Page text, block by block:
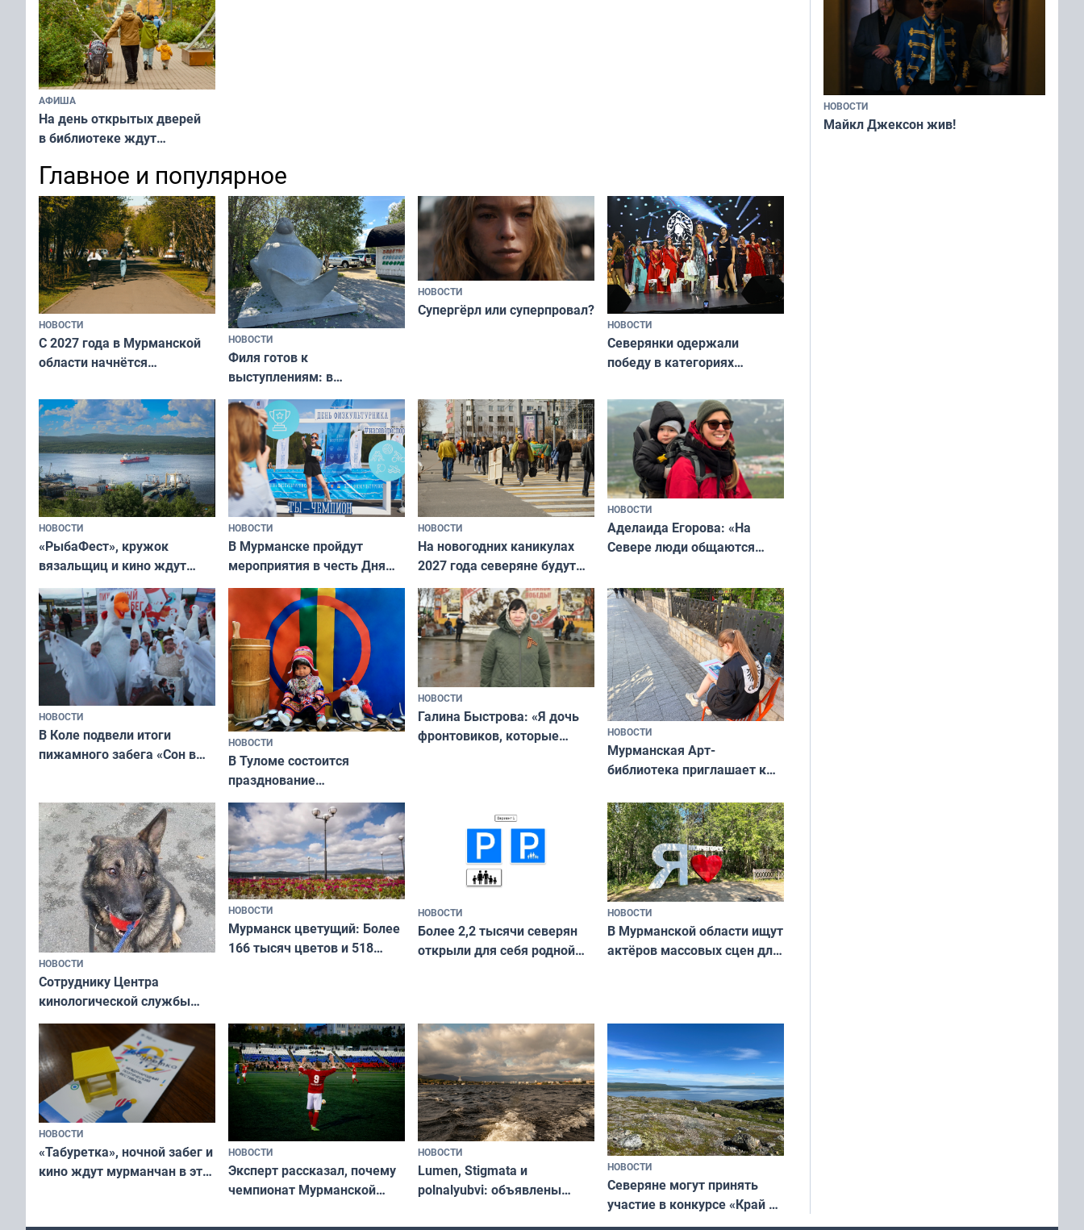
АФИША
На день открытых дверей
в библиотеке ждут
Главное и популярное
НОВОСТИ
С 2027 года в Мурманской
области начнётся
подростков от ВПЧ
НОВОСТИ
Филя готов к
выступлениям: в
мурманском океанариуме
рассказали о состоянии
тюленей
НОВОСТИ
Супергёрл или суперпровал?
НОВОСТИ
Северянки одержали
победу в категориях
«Мисс и Миссис Великая
Русь»
НОВОСТИ
«РыбаФест», кружок
вязальщиц и кино ждут
мурманчан в эти выходные
НОВОСТИ
В Мурманске пройдут
мероприятия в честь Дня
физкультурника
НОВОСТИ
На новогодних каникулах
2027 года северяне будут
отдыхать 11 дней
НОВОСТИ
Аделаида Егорова: «На
Севере люди общаются
а потому что
ты им интересен»
НОВОСТИ
В Коле подвели итоги
пижамного забега «Сон в
НОВОСТИ
В Туломе состоится
празднование
Международного дня
коренных народов мира
НОВОСТИ
Галина Быстрова: «Я дочь
фронтовиков, которые
НОВОСТИ
Мурманская Арт-
библиотека приглашает к
и фотографов
НОВОСТИ
Сотруднику Центра
кинологической службы
ищут новый дом
НОВОСТИ
Мурманск цветущий: Более
166 тысяч цветов и 518
НОВОСТИ
Более 2,2 тысячи северян
открыли для себя родной
НОВОСТИ
В Мурманской области ищут
актёров массовых сцен для
НОВОСТИ
«Табуретка», ночной забег и
кино ждут мурманчан в эти
НОВОСТИ
Эксперт рассказал, почему
чемпионат Мурманской
НОВОСТИ
Lumen, Stigmata и
polnalyubvi: объявлены
НОВОСТИ
Северяне могут принять
участие в конкурсе «Край у
северной границы: фотогид
НОВОСТИ
Майкл Джексон жив!